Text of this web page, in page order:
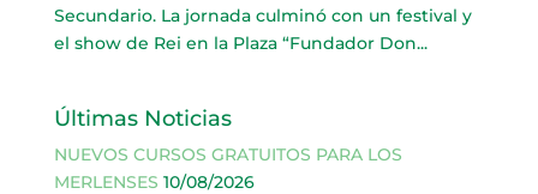
Secundario. La jornada culminó con un festival y
el show de Rei en la Plaza “Fundador Don...
Últimas Noticias
NUEVOS CURSOS GRATUITOS PARA LOS
MERLENSES 10/08/2026